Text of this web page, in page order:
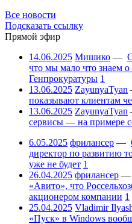
Все новости
Подсказать ссылку
Прямой эфир
14.06.2025 Мишико —
что мы мало что знаем
Генпрокуратуры 1
13.06.2025 ZayunyaTyan
показывают клиентам
13.06.2025 ZayunyaTyan
сервисы — на примере
6.05.2025 фрилансер —
директор по развитию
уже не будет 1
26.04.2025 фрилансер —
«Авито», что
акционером компании 1
25.04.2025 Vladimir
«Пуск» в Windows